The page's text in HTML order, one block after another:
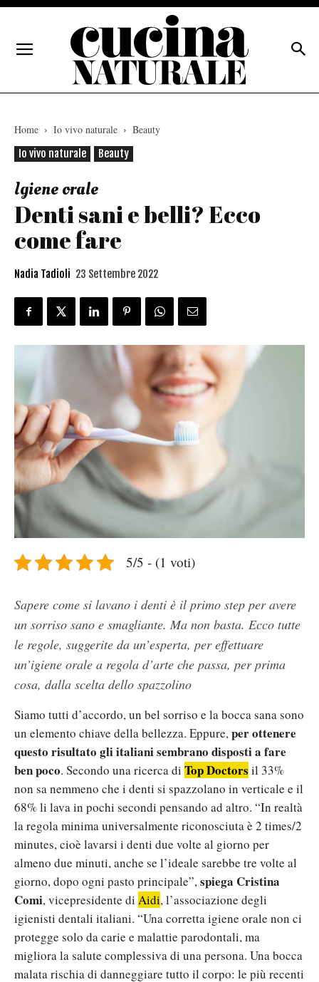
Home Io vivo naturale
Beauty
Io vivo naturale
Beauty
Igiene orale
Denti sani e belli? Ecco
come fare
Nadia Tadioli 23 Settembre 2022
5/5 - (1 voti)
Sapere come si lavano i denti è il primo step per avere
un sorriso sano e smagliante. Ma non basta. Ecco tutte
le regole, suggerite da un’esperta, per effettuare
un’igiene orale a regola d’arte che passa, per prima
cosa, dalla scelta dello spazzolino
Siamo tutti d’accordo, un bel sorriso e la bocca sana sono
un elemento chiave della bellezza. Eppure,per ottenere
questo risultato gli italiani sembrano disposti a fare
ben poco. Secondo una ricerca di Top Doctors il 33%
non sa nemmeno che i denti si spazzolano in verticale e il
68% li lava in pochi secondi pensando ad altro. “In realtà
la regola minima universalmente riconosciuta è 2 times/2
minutes, cioè lavarsi i denti due volte al giorno per
almeno due minuti, anche se l’ideale sarebbe tre volte al
giorno, dopo ogni pasto principale”,spiega Cristina
Comi, vicepresidente di Aidi, l’associazione degli
igienisti dentali italiani. “Una corretta igiene orale non ci
protegge solo da carie e malattie parodontali, ma
migliora la salute complessiva di una persona. Una bocca
malata rischia di danneggiare tutto il corpo: le più recenti